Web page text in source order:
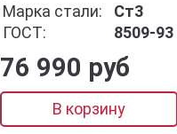
Марка стали:
Ст3
ГОСТ:
8509-93
76 990 руб
В корзину